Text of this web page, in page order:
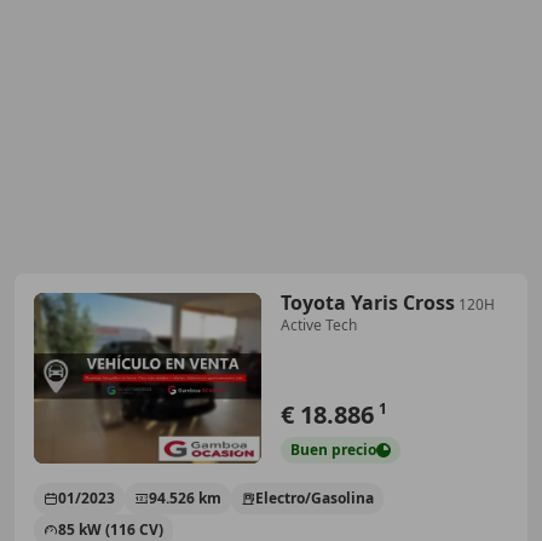
Toyota Yaris Cross 120H
Active Tech
€ 18.886 1
Buen precio
01/2023 94.526 km
Electro/Gasolina
85 kW (116 CV)